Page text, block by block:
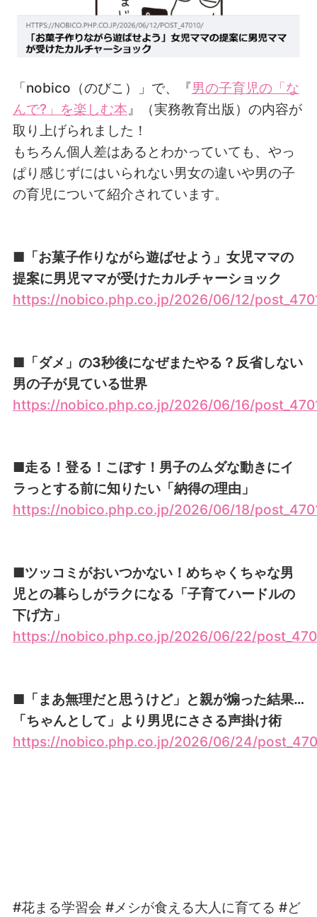
「nobico（のびこ）」で、 『男の子育児の「な
んで?」を楽しむ本』（実務教育出版）の内容が
取り上げられました！
もちろん個人差はあるとわかっていても、やっ
ぱり感じずにはいられない男女の違いや男の子
の育児について紹介されています。
■「お菓子作りながら遊ばせよう」女児ママの
提案に男児ママが受けたカルチャーショック
https://nobico.php.co.jp/2026/06/12/
■「ダメ」の3秒後になぜまたやる？反省しない
男の子が見ている世界
https://nobico.php.co.jp/2026/06/16/
■走る！登る！こぼす！男子のムダな動きにイ
ラっとする前に知りたい「納得の理由」
https://nobico.php.co.jp/2026/06/18/
■ツッコミがおいつかない！めちゃくちゃな男
児との暮らしがラクになる「子育てハードルの
下げ方」
https://nobico.php.co.jp/2026/06/22/
■「まあ無理だと思うけど」と親が煽った結果…
「ちゃんとして」より男児にささる声掛け術
https://nobico.php.co.jp/2026/06/24/
#花まる学習会 #メシが食える大人に育てる #ど